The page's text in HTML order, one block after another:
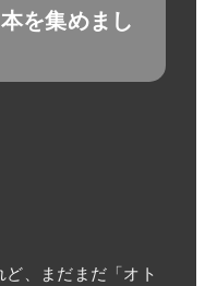
を集めまし
、まだまだ「オト